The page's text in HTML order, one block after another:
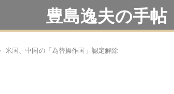
豊島逸夫の手帖
米国、中国の「為替操作国」認定解除